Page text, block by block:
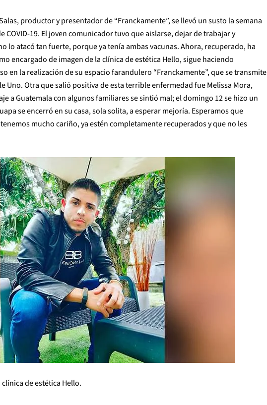
productor y presentador de “Franckamente”, se llevó un susto la semana
COVID-19. El joven comunicador tuvo que aislarse, dejar de trabajar y
lo atacó tan fuerte, porque ya tenía ambas vacunas. Ahora, recuperado, ha
encargado de imagen de la clínica de estética Hello, sigue haciendo
en la realización de su espacio farandulero “Franckamente”, que se transmite
Uno. Otra que salió positiva de esta terrible enfermedad fue Melissa Mora,
a Guatemala con algunos familiares se sintió mal; el domingo 12 se hizo un
se encerró en su casa, sola solita, a esperar mejoría. Esperamos que
mucho cariño, ya estén completamente recuperados y que no les
de estética Hello.